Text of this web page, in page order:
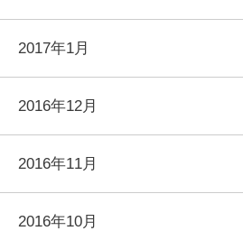
2017年1月
2016年12月
2016年11月
2016年10月